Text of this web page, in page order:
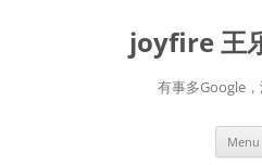
joyfire 王
有事多Google
Menu